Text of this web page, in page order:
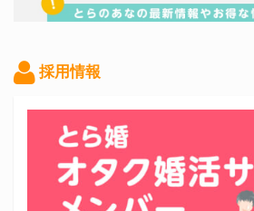
採用情報